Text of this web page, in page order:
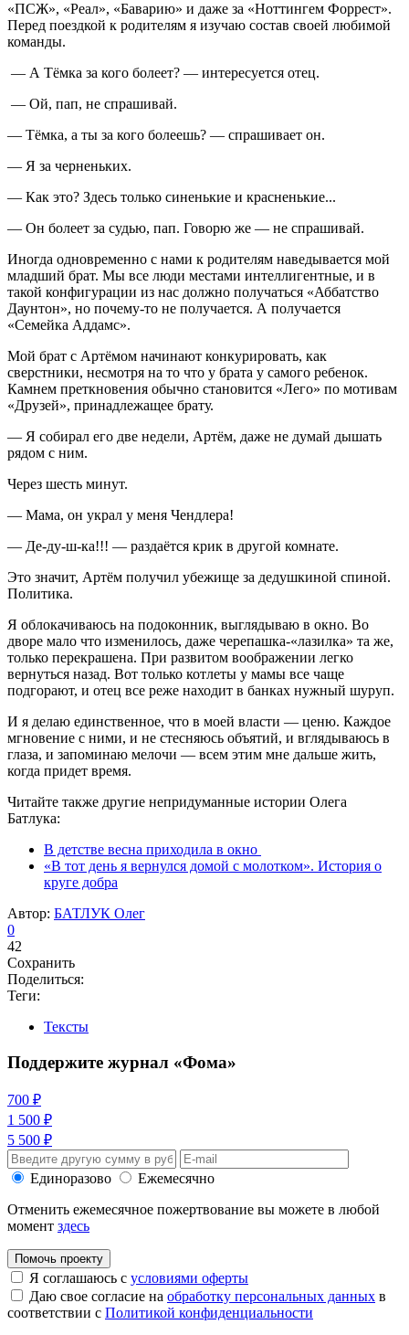
«ПСЖ», «Реал», «Баварию» и даже за «Ноттингем Форрест».
Перед поездкой к родителям я изучаю состав своей любимой
команды.
— А Тёмка за кого болеет? — интересуется отец.
— Ой, пап, не спрашивай.
— Тёмка, а ты за кого болеешь? — спрашивает он.
— Я за черненьких.
— Как это? Здесь только синенькие и красненькие...
— Он болеет за судью, пап. Говорю же — не спрашивай.
Иногда одновременно с нами к родителям наведывается мой
младший брат. Мы все люди местами интеллигентные, и в
такой конфигурации из нас должно получаться «Аббатство
Даунтон», но почему-то не получается. А получается
«Семейка Аддамс».
Мой брат с Артёмом начинают конкурировать, как
сверстники, несмотря на то что у брата у самого ребенок.
Камнем преткновения обычно становится «Лего» по мотивам
«Друзей», принадлежащее брату.
— Я собирал его две недели, Артём, даже не думай дышать
рядом с ним.
Через шесть минут.
— Мама, он украл у меня Чендлера!
— Де-ду-ш-ка!!! — раздаётся крик в другой комнате.
Это значит, Артём получил убежище за дедушкиной спиной.
Политика.
Я облокачиваюсь на подоконник, выглядываю в окно. Во
дворе мало что изменилось, даже черепашка-«лазилка» та же,
только перекрашена. При развитом воображении легко
вернуться назад. Вот только котлеты у мамы все чаще
подгорают, и отец все реже находит в банках нужный шуруп.
И я делаю единственное, что в моей власти — ценю. Каждое
мгновение с ними, и не стесняюсь объятий, и вглядываюсь в
глаза, и запоминаю мелочи — всем этим мне дальше жить,
когда придет время.
Читайте также другие непридуманные истории Олега
Батлука:
В детстве весна приходила в окно
«В тот день я вернулся домой с молотком». История о
круге добра
Автор: БАТЛУК Олег
0
42
Сохранить
Поделиться:
Теги:
Тексты
Поддержите журнал «Фома»
700 ₽
1 500 ₽
5 500 ₽
Единоразово
Ежемесячно
Отменить ежемесячное пожертвование вы можете в любой
момент здесь
Помочь проекту
Я соглашаюсь с условиями оферты
Даю свое согласие на обработку персональных данных в
соответствии с Политикой конфиденциальности